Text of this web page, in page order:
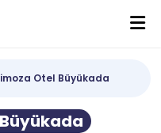
Otel Büyükada